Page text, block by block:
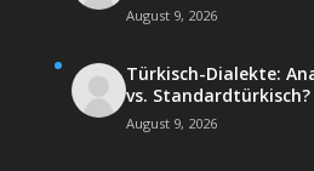
August 9, 2026
Türkisch-Dialekte:
vs. Standardtürkisch?
August 9, 2026